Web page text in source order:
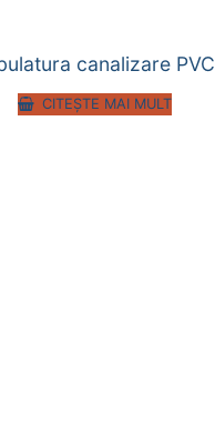
canalizare PVC
CITEȘTE MAI MULT